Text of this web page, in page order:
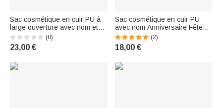
Sac cosmétique en cuir PU à
large ouverture avec nom et
rangement de voyage Cadeau
d'anniversaire pour femmes
(0)
23,00 €
Sac cosmétique en cuir PU
avec nom Anniversaire Fête
Anniversaire Cadeau pour
femmes
(2)
18,00 €